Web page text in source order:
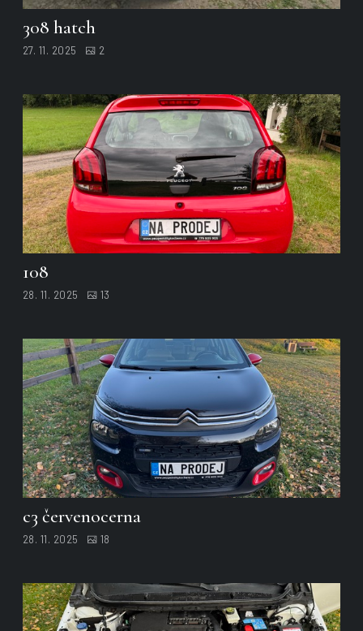
308 hatch
27. 11. 2025 2
108
28. 11. 2025 13
c3 červenocerna
28. 11. 2025 18